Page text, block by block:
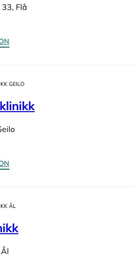
Flå
GEILO
ÅL
tannlegehjelp
helligdager. Sjekk vår oversikt for